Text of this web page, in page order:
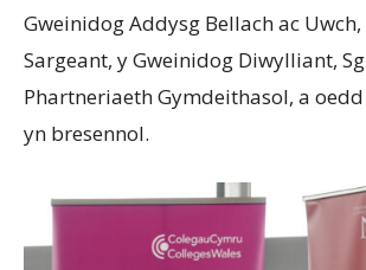
Gweinidog Addysg Bellach ac Uwch,
Sargeant, y Gweinidog Diwylliant,
Phartneriaeth Gymdeithasol, a
yn bresennol.